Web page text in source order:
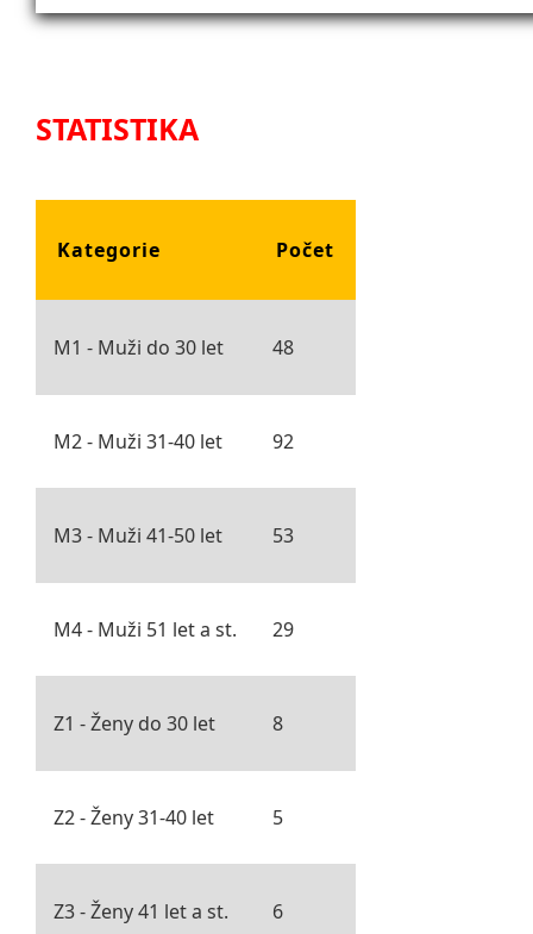
STATISTIKA
Kategorie Počet
M1 - Muži do 30 let 48
M2 - Muži 31-40 let 92
M3 - Muži 41-50 let 53
M4 - Muži 51 let a st. 29
Z1 - Ženy do 30 let 8
Z2 - Ženy 31-40 let 5
Z3 - Ženy 41 let a st. 6